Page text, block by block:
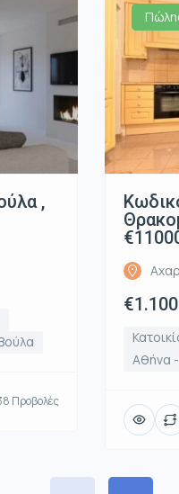
,
Προβολές
Αθήνα